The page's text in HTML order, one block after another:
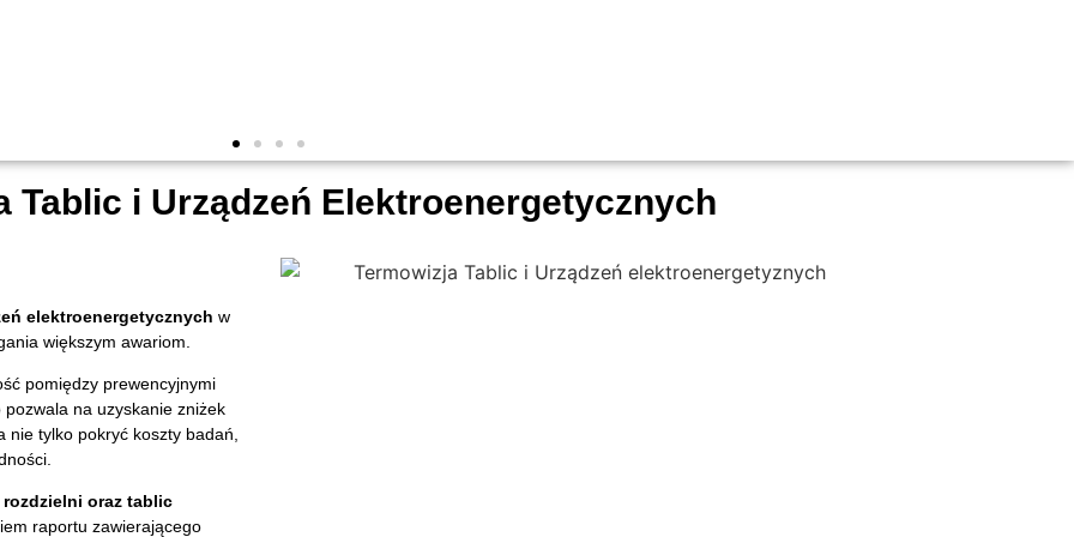
Tablic i Urządzeń Elektroenergetycznych
elektroenergetycznych w
większym awariom.
pomiędzy prewencyjnymi
na uzyskanie zniżek
tylko pokryć koszty badań,
oraz tablic
raportu zawierającego